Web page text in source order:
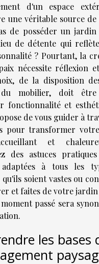
d'un espace
une véritable source
de posséder un
de détente qui
? Pourtant, la
nécessite réflexion
de la disposition
du mobilier, doit
fonctionnalité et
de vous guider à
pour transformer
et
des astuces
adaptées à tous les
soient vastes ou
et faites de votre
passé sera
les bases